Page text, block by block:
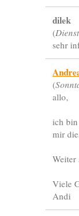
dilek
(
sehr
(
allo,
ich bin
mir
Viele
Andi